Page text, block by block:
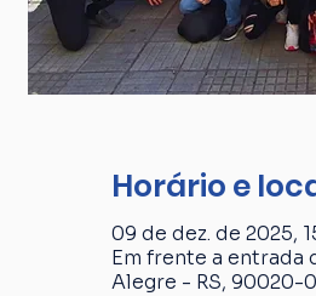
Horário e
09 de dez. de 2025,
Em frente a
Alegre - RS, 90020-